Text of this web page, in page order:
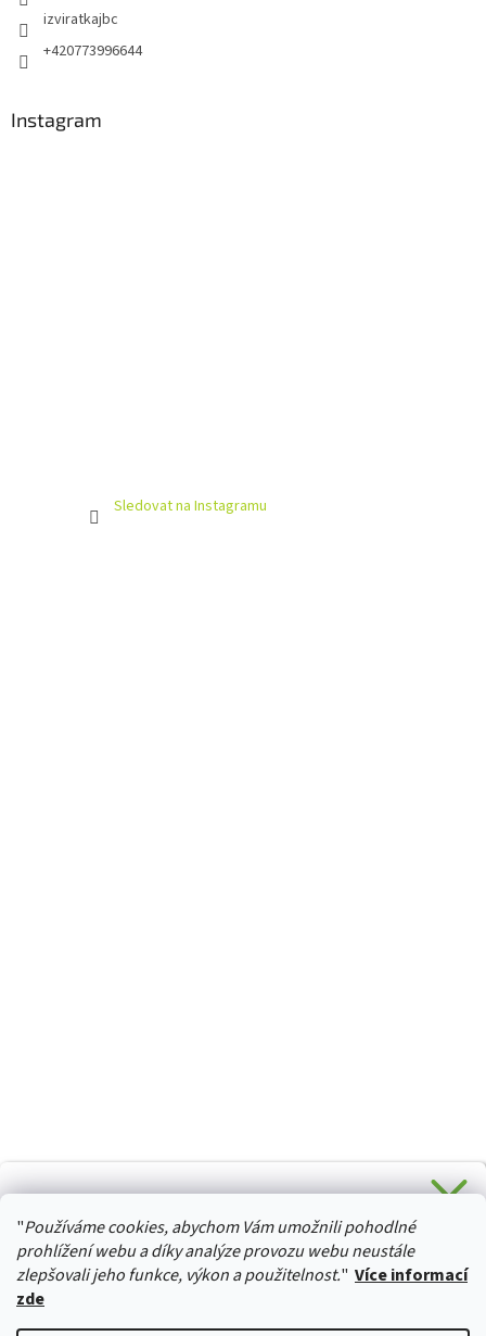
"Používáme cookies, abychom Vám umožnili pohodlné
prohlížení webu a díky analýze provozu webu neustále
zlepšovali jeho funkce, výkon a použitelnost." Více informací
zde
izviratkajbc
+420773996644
Instagram
Sledovat na Instagramu
HURTTA-COLLECTION.CZ
Stačí se přihlásit k odběru novinek z našeho obchodu a je
Vaše :)
Ano, chci se přihlásit